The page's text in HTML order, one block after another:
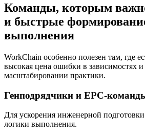
Команды, которым
и быстрые
выполнения
WorkChain особенно полезен там, где
высокая цена ошибки в зависимостях и
масштабировании практики.
Генподрядчики и EPC-
Для ускорения инженерной
логики выполнения.